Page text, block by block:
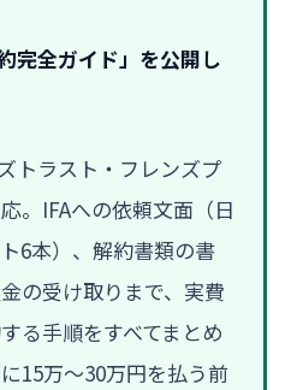
完全ガイド」を公開し
トラスト・フレンズプ
。IFAへの依頼文面（日
6本）、解約書類の書
の受け取りまで、実費
る手順をすべてまとめ
15万〜30万円を払う前